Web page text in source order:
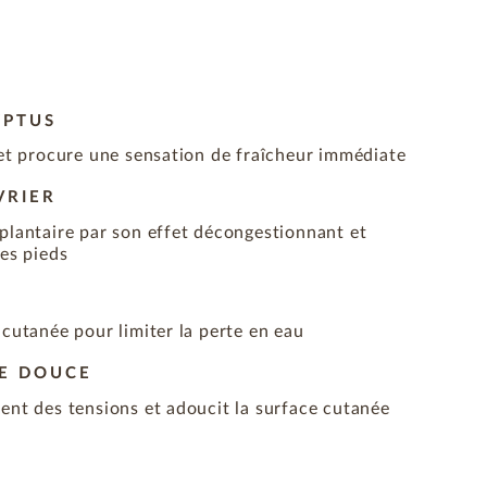
procure une sensation de fraîcheur immédiate
par son effet décongestionnant et
pieds
pour limiter la perte en eau
DOUCE
des tensions et adoucit la surface cutanée